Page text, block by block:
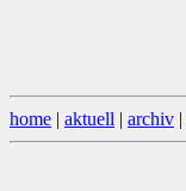
home | aktuell | archiv |